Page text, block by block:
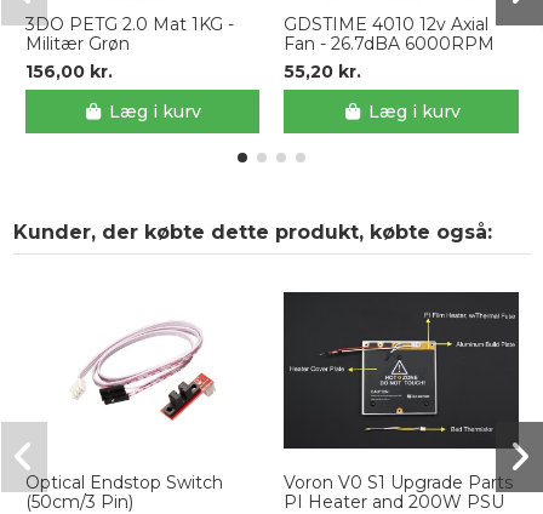
3DO PETG 2.0 Mat 1KG -
Militær Grøn
156,00 kr.
Læg i kurv
GDSTIME 4010 12v Axial
Fan - 26.7dBA 6000RPM
55,20 kr.
Læg i kurv
Kunder, der købte dette produkt, købte også:
Optical Endstop Switch
(50cm/3 Pin)
Voron V0 S1 Upgrade Parts
PI Heater and 200W PSU